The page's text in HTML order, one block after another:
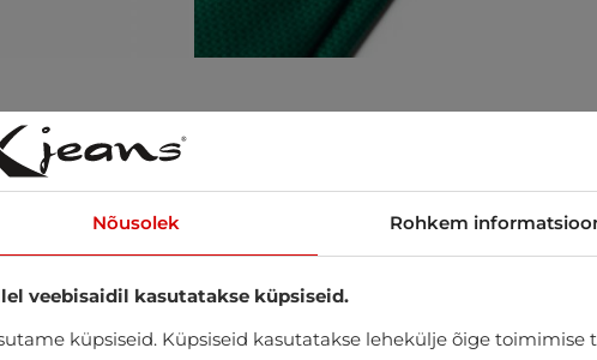
poest
Nõusolek Rohkem
veebisaidil kasutatakse küpsiseid.
küpsiseid. Küpsiseid kasutatakse lehekülje õige